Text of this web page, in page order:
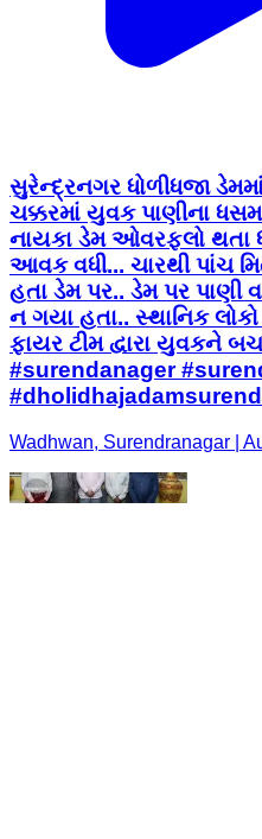
સુરેન્દ્રનગર ધોળીધજા
ચક્કરમાં યુવક પાણીના
નાયકા ડેમ ઓવરફ્લો થતા
આવક વધી... ચારથી પાંચ
હતા ડેમ પર.. ડેમ પર પાણી
ન ગયા હતા.. સ્થાનિક
ફાયર ટીમ દ્વારા યુવકને
#surendanager
Wadhwan, Surendranagar |